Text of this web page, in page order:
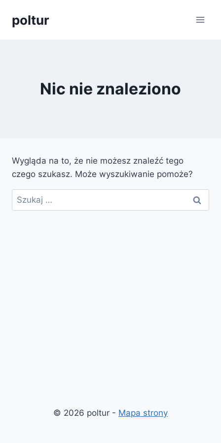
poltur
Nic nie znaleziono
Wygląda na to, że nie możesz znaleźć tego
czego szukasz. Może wyszukiwanie pomoże?
Szukaj:
© 2026 poltur - Mapa strony